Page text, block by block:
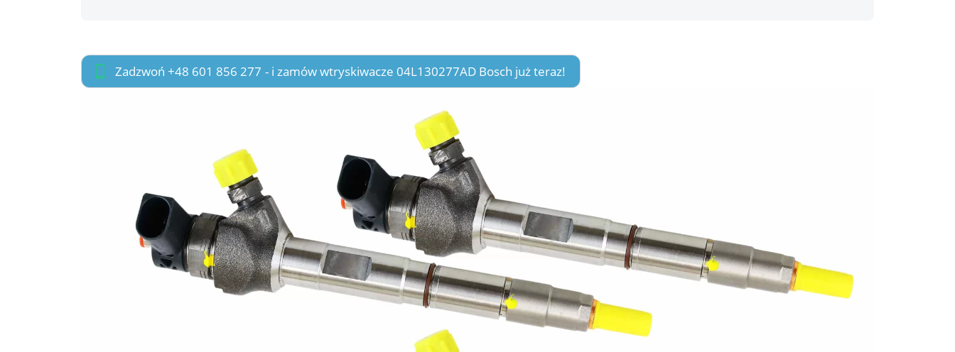
Zadzwoń +48 601 856 277 - i zamów wtryskiwacze 04L130277AD Bosch już teraz!